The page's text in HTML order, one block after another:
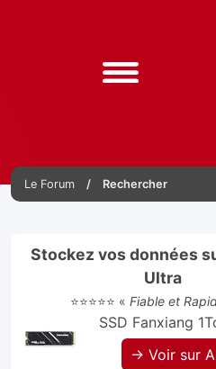
Le Forum Rechercher
Stockez vos données
Ultra
⭐⭐⭐⭐⭐ « Fiable et
SSD Fanxiang
→ Voir sur